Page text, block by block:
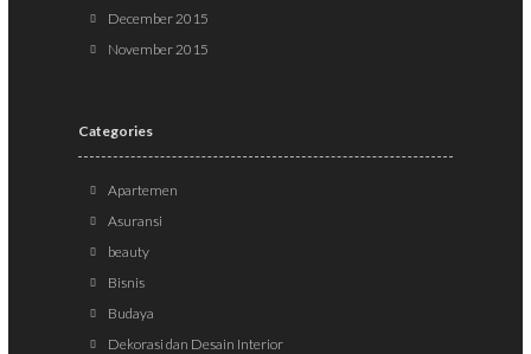
December 2015
November 2015
Categories
Apartemen
Asuransi
beauty
Bisnis
Budaya
Dekorasi dan Desain Interior